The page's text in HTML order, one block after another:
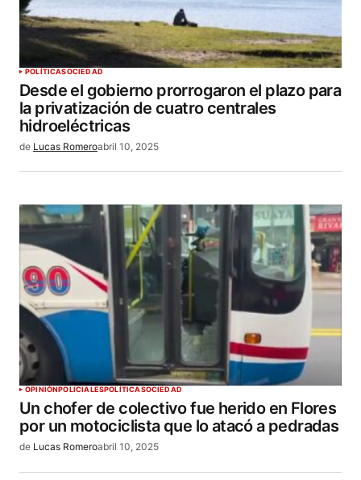
POLÍTICASOCIEDAD
Desde el gobierno prorrogaron el plazo para
la privatización de cuatro centrales
hidroeléctricas
de Lucas Romeroabril 10, 2025
OPINIÓNPOLICIALESPOLÍTICASOCIEDAD
Un chofer de colectivo fue herido en Flores
por un motociclista que lo atacó a pedradas
de Lucas Romeroabril 10, 2025